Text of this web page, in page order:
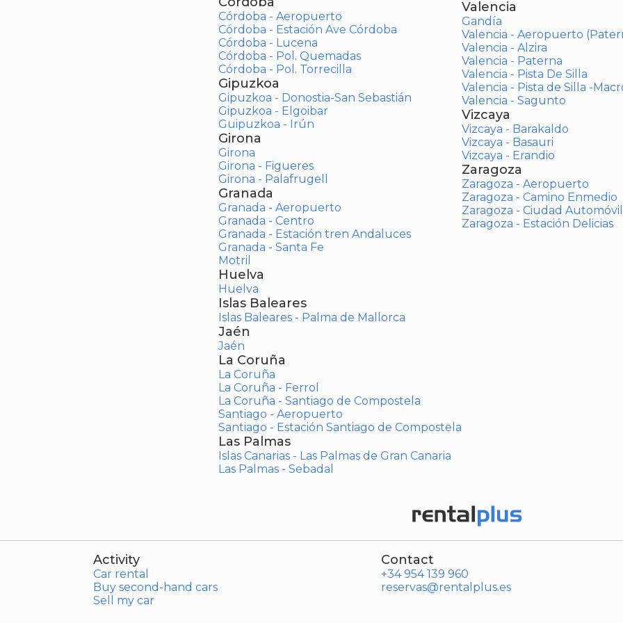
Córdoba - Aeropuerto
Córdoba - Estación Ave Córdoba
Córdoba - Lucena
Córdoba - Pol. Quemadas
Córdoba - Pol. Torrecilla
Gipuzkoa
Gipuzkoa - Donostia-San Sebastián
Gipuzkoa - Elgoibar
Guipuzkoa - Irún
Girona
Girona
Girona - Figueres
Girona - Palafrugell
Granada
Granada - Aeropuerto
Granada - Centro
Granada - Estación tren Andaluces
Granada - Santa Fe
Motril
Huelva
Huelva
Islas Baleares
Islas Baleares - Palma de Mallorca
Jaén
Jaén
La Coruña
La Coruña
La Coruña - Ferrol
La Coruña - Santiago de Compostela
Santiago - Aeropuerto
Santiago - Estación Santiago de Compostela
Las Palmas
Islas Canarias - Las Palmas de Gran Canaria
Las Palmas - Sebadal
Valencia
Gandía
Valencia - Aeropuerto
Valencia - Alzira
Valencia - Paterna
Valencia - Pista De Silla
Valencia - Pista de Silla -
Valencia - Sagunto
Vizcaya
Vizcaya - Barakaldo
Vizcaya - Basauri
Vizcaya - Erandio
Zaragoza
Zaragoza - Aeropuerto
Zaragoza - Camino Enmedio
Zaragoza - Ciudad Automóvil
Zaragoza - Estación Delicias
Activity
Car rental
Buy second-hand cars
Sell my car
Contact
+34 954 139 960
reservas@rentalplus.es